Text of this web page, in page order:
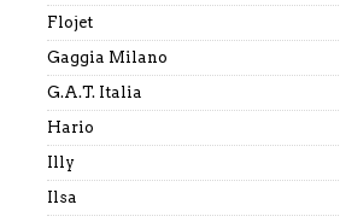
Flojet
Gaggia Milano
G.A.T. Italia
Hario
Illy
Ilsa